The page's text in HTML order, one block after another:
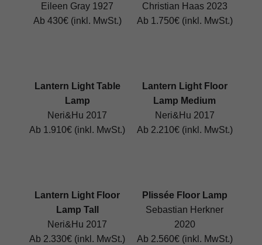
Eileen Gray 1927
Ab 430€ (inkl. MwSt.)
Christian Haas 2023
Ab 1.750€ (inkl. MwSt.)
Lantern Light Table
Lamp
Neri&Hu 2017
Ab 1.910€ (inkl. MwSt.)
Lantern Light Floor
Lamp Medium
Neri&Hu 2017
Ab 2.210€ (inkl. MwSt.)
Lantern Light Floor
Lamp Tall
Neri&Hu 2017
Ab 2.330€ (inkl. MwSt.)
Plissée Floor Lamp
Sebastian Herkner
2020
Ab 2.560€ (inkl. MwSt.)